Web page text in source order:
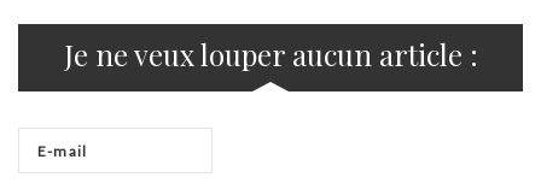
Je ne veux louper aucun article :